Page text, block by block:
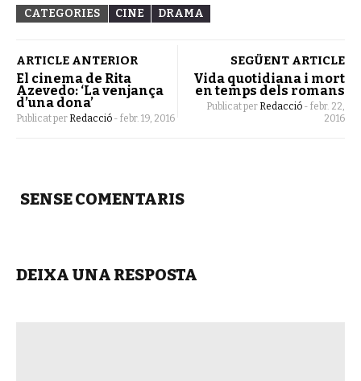
CATEGORIES CINE DRAMA
ARTICLE ANTERIOR
El cinema de Rita
Azevedo: ‘La venjança
d’una dona’
Publicat per Redacció - febr. 19, 2016
SEGÜENT ARTICLE
Vida quotidiana i mort
en temps dels romans
Publicat per Redacció - febr. 22,
2016
SENSE COMENTARIS
DEIXA UNA RESPOSTA